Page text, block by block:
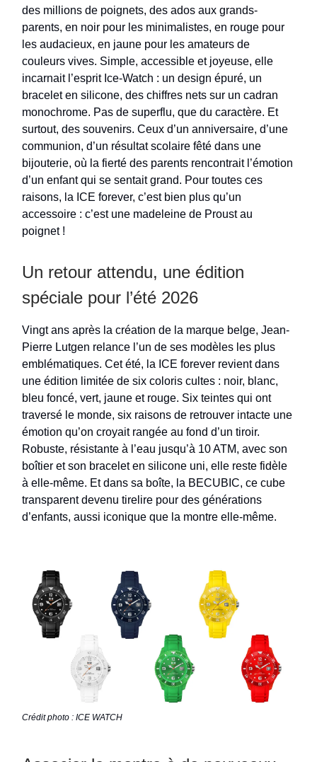
des millions de poignets, des ados aux grands-
parents, en noir pour les minimalistes, en rouge pour
les audacieux, en jaune pour les amateurs de
couleurs vives. Simple, accessible et joyeuse, elle
incarnait l’esprit Ice-Watch : un design épuré, un
bracelet en silicone, des chiffres nets sur un cadran
monochrome. Pas de superflu, que du caractère. Et
surtout, des souvenirs. Ceux d’un anniversaire, d’une
communion, d’un résultat scolaire fêté dans une
bijouterie, où la fierté des parents rencontrait l’émotion
d’un enfant qui se sentait grand. Pour toutes ces
raisons, la ICE forever, c’est bien plus qu’un
accessoire : c’est une madeleine de Proust au
poignet !
Un retour attendu, une édition
spéciale pour l’été 2026
Vingt ans après la création de la marque belge, Jean-
Pierre Lutgen relance l’un de ses modèles les plus
emblématiques. Cet été, la ICE forever revient dans
une édition limitée de six coloris cultes : noir, blanc,
bleu foncé, vert, jaune et rouge. Six teintes qui ont
traversé le monde, six raisons de retrouver intacte une
émotion qu’on croyait rangée au fond d’un tiroir.
Robuste, résistante à l’eau jusqu’à 10 ATM, avec son
boîtier et son bracelet en silicone uni, elle reste fidèle
à elle-même. Et dans sa boîte, la BECUBIC, ce cube
transparent devenu tirelire pour des générations
d’enfants, aussi iconique que la montre elle-même.
Crédit photo : ICE WATCH